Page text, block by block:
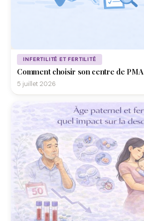
INFERTILITÉ ET FERTILITÉ
Comment choisir son centre de PMA
5 juillet 2026